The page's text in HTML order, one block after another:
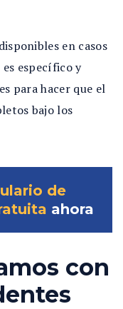
en casos
es específico y
para hacer que el
bajo los
de
ahora
con